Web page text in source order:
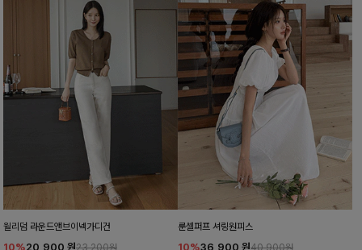
윌리덤 라운드앤브이넥가디건
10%20,900 원23,200원
룬셀퍼프 셔링원피스
10%36,900 원40,900원